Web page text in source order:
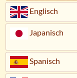
Englisch
Japanisch
Spanisch